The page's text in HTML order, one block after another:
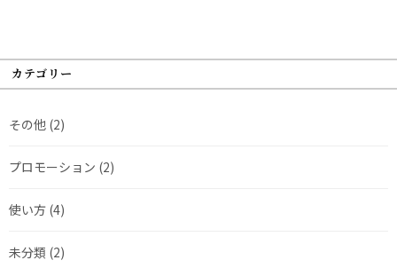
カテゴリー
その他 (2)
プロモーション (2)
使い方 (4)
未分類 (2)